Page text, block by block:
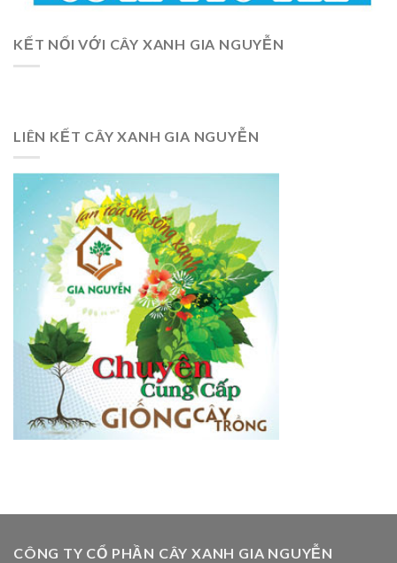
KẾT NỐI VỚI CÂY XANH GIA NGUYỄN
LIÊN KẾT CÂY XANH GIA NGUYỄN
CÔNG TY CỔ PHẦN CÂY XANH GIA NGUYỄN